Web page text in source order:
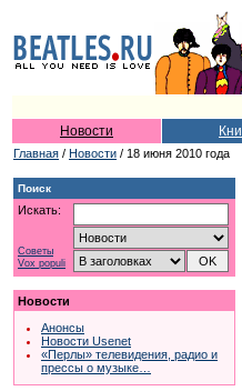
Новости
Главная / Новости / 18 июня 2010 года
Поиск
Искать:
Советы
Vox populi
Новости
Анонсы
Новости Usenet
«Перлы» телевидения, радио и
прессы о музыке…